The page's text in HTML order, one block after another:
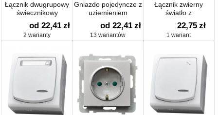
Łącznik dwugrupowy
świecznikowy
od 22,41 zł
2 warianty
Gniazdo pojedyncze z
uziemieniem
od 22,41 zł
13 wariantów
Łącznik zwierny
światło z
podświetleniem
22,75 zł
1 wariant